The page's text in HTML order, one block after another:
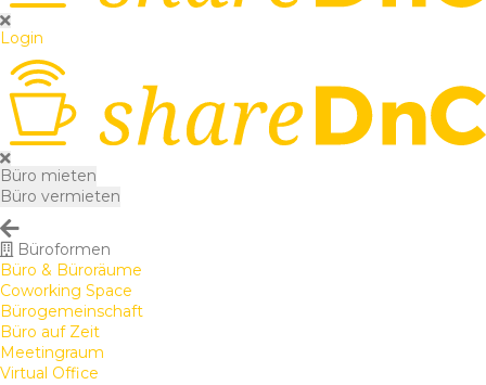
Login
Büro mieten
Büro vermieten
Büroformen
Büro & Büroräume
Coworking Space
Bürogemeinschaft
Büro auf Zeit
Meetingraum
Virtual Office